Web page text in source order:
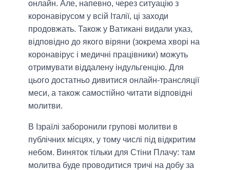
онлайн. Але, напевно, через ситуацію з
коронавірусом у всій Італії, ці заходи
продовжать. Також у Ватикані видали указ,
відповідно до якого віряни (зокрема хворі на
коронавірус і медичні працівники) можуть
отримувати віддалену індульгенцію. Для
цього достатньо дивитися онлайн-трансляції
меси, а також самостійно читати відповідні
молитви.
В Ізраїлі заборонили групові молитви в
публічних місцях, у тому числі під відкритим
небом. Виняток тільки для Стіни Плачу: там
молитва буде проводитися тричі на добу за